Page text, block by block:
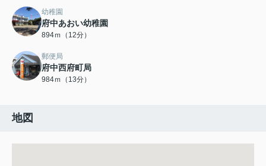
幼稚園
府中あおい幼稚園
894ｍ（12分）
郵便局
府中西府町局
984ｍ（13分）
地図